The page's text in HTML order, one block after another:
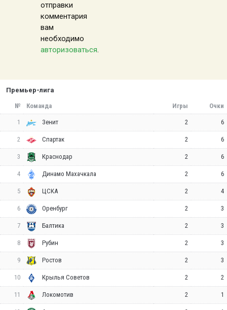
отправки
комментария
вам
необходимо
авторизоваться.
Премьер-лига
№ Команда Игры Очки
1 Зенит 2 6
2 Спартак 2 6
3 Краснодар 2 6
4 Динамо Махачкала 2 6
5 ЦСКА 2 4
6 Оренбург 2 3
7 Балтика 2 3
8 Рубин 2 3
9 Ростов 2 3
10 Крылья Советов 2 2
11 Локомотив 2 1